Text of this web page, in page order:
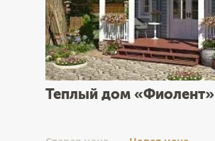
Теплый дом «Фиолент»